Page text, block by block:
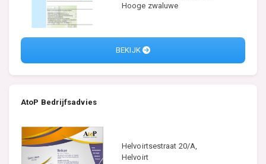
Hooge zwaluwe
BEKIJK
AtoP Bedrijfsadvies
Helvoirtsestraat 20/A,
Helvoirt